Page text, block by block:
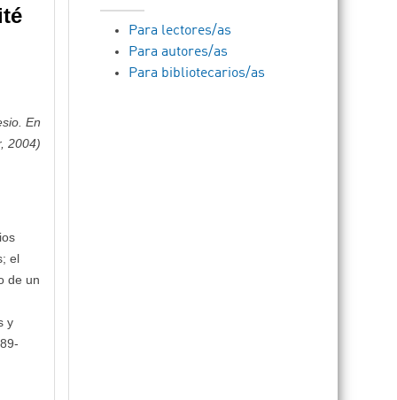
En
2004)
el
de un
y
Para lectores/as
Para autores/as
Para bibliotecarios/as